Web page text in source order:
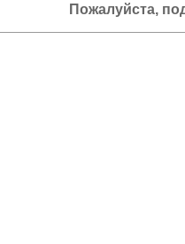
Пожалуйста,